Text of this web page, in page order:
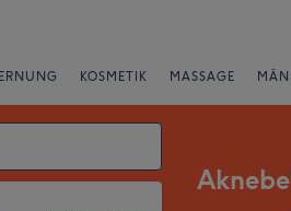
KOSMETIK MASSAGE